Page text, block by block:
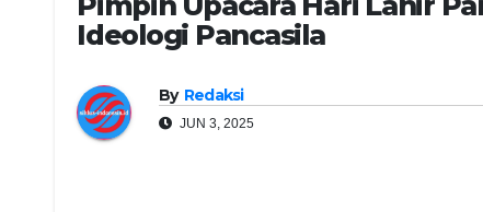
Ideologi Pancasila
By Redaksi
JUN 3, 2025